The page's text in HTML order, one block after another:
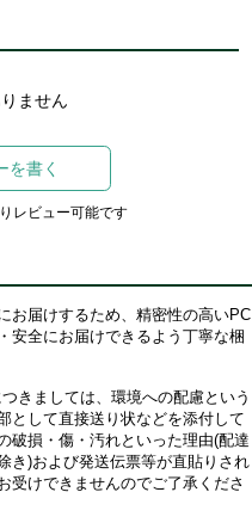
ません
を書く
レビュー可能です
お届けするため、精密性の高いPC
安全にお届けできるよう丁寧な梱
きましては、環境への配慮という
として直接送り状などを添付して
破損・傷・汚れといった理由(配達
き)および発送伝票等が直貼りされ
受けできませんのでご了承くださ